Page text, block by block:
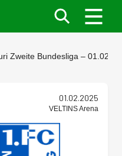
Zweite Bundesliga –
01.02.2025
VELTINS Arena